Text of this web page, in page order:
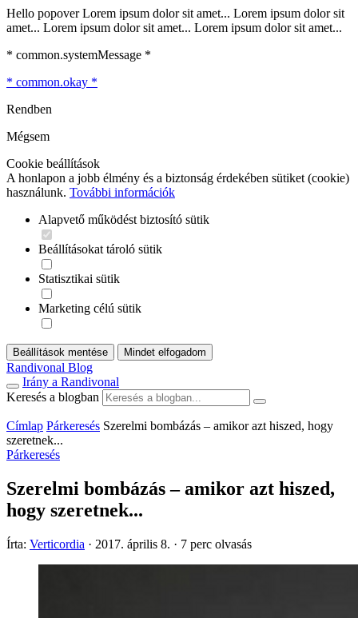
Hello popover Lorem ipsum dolor sit amet... Lorem ipsum dolor sit
amet... Lorem ipsum dolor sit amet... Lorem ipsum dolor sit amet...
* common.systemMessage *
* common.okay *
Rendben
Mégsem
Cookie beállítások
A honlapon a jobb élmény és a biztonság érdekében sütiket (cookie)
használunk. További információk
Alapvető működést biztosító sütik
Beállításokat tároló sütik
Statisztikai sütik
Marketing célú sütik
Beállítások mentése Mindet elfogadom
Randivonal Blog
Irány a Randivonal
Keresés a blogban
Címlap Párkeresés Szerelmi bombázás – amikor azt hiszed, hogy
szeretnek...
Párkeresés
Szerelmi bombázás – amikor azt hiszed,
hogy szeretnek...
Írta: Verticordia · 2017. április 8. · 7 perc olvasás